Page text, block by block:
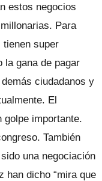
estos negocios
Para
tienen super
la gana de pagar
ciudadanos y
El
golpe importante.
También
una negociación
han dicho “mira que